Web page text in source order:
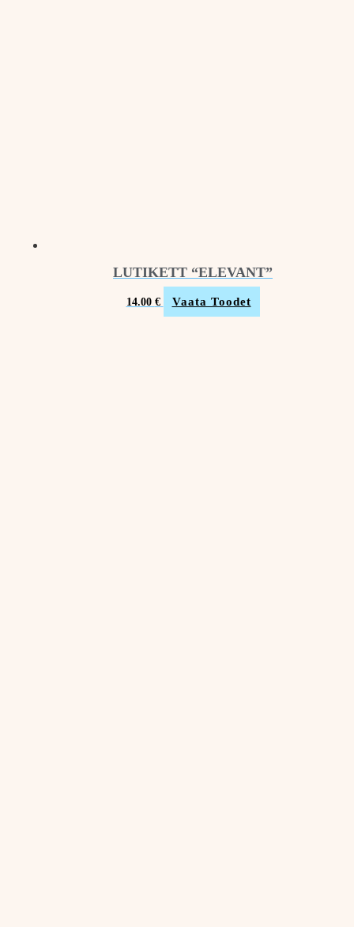
LUTIKETT “ELEVANT”
14.00 € Vaata Toodet